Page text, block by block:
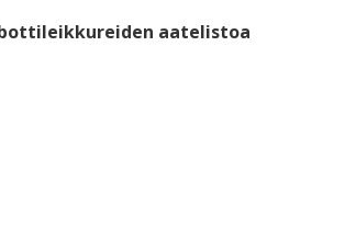
aatelistoa